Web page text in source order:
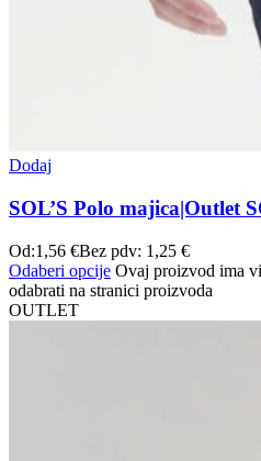
Dodaj
SOL’S Polo majica|Outlet
Od:1,56 €Bez pdv: 1,25 €
Odaberi opcije Ovaj proizvod ima
odabrati na stranici proizvoda
OUTLET